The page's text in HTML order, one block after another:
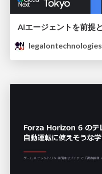
legalontechnologies